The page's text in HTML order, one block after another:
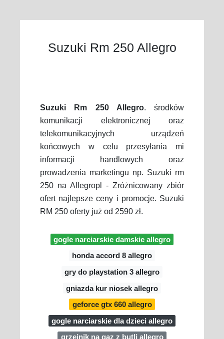
Suzuki Rm 250 Allegro
Suzuki Rm 250 Allegro. środków
komunikacji elektronicznej oraz
telekomunikacyjnych urządzeń
końcowych w celu przesyłania mi
informacji handlowych oraz
prowadzenia marketingu np. Suzuki rm
250 na Allegropl - Zróżnicowany zbiór
ofert najlepsze ceny i promocje. Suzuki
RM 250 oferty już od 2590 zł.
gogle narciarskie damskie allegro
honda accord 8 allegro
gry do playstation 3 allegro
gniazda kur niosek allegro
geforce gtx 660 allegro
gogle narciarskie dla dzieci allegro
grzejnik na gaz z butli allegro